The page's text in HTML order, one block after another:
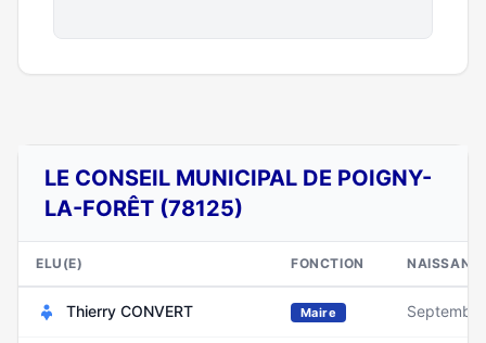
LE CONSEIL MUNICIPAL DE POIGNY-
LA-FORÊT (78125)
ELU(E) FONCTION
Thierry CONVERT Maire